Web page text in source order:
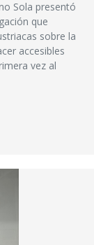
Sola presentó
que
sobre la
accesibles
vez al